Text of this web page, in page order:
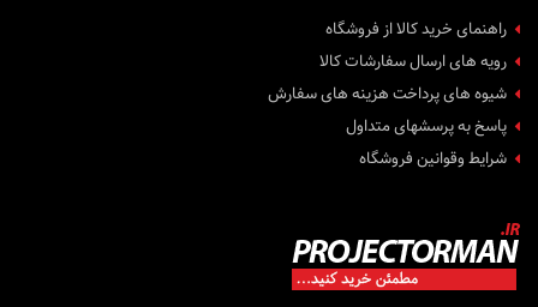
راهنمای خرید کالا از فروشگاه
رویه های ارسال سفارشات کالا
شیوه های پرداخت هزینه های سفارش
پاسخ به پرسشهای متداول
شرایط وقوانین فروشگاه